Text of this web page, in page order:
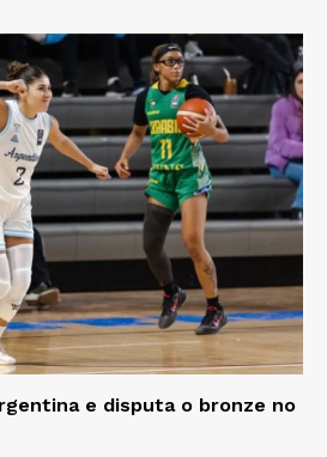
e disputa o bronze no